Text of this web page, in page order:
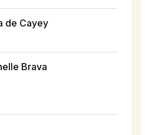
de Cayey
Brava